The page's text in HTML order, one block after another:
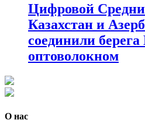
Цифровой
Казахстан и
соединили
оптоволокном
О нас